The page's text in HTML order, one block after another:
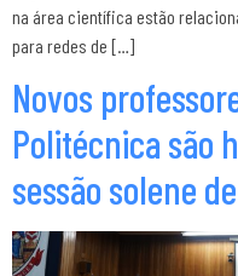
na área científica estão
para redes de […]
Novos
Politécnica são
sessão solene